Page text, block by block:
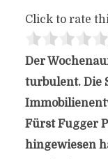
Click to rate
Der
turbulent. Die
Fürst Fugger
hingewiesen